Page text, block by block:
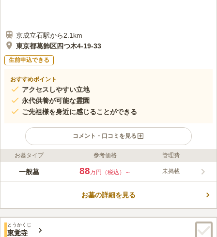
京成立石駅から2.1km
東京都葛飾区四つ木4-19-33
生前申込できる
おすすめポイント
アクセスしやすい立地
永代供養が可能な霊園
ご先祖様を身近に感じることができる
コメント・口コミを見る
ライフドット編集部のコメント
東京都葛飾区の慈眼院は、電車を降りた後、歩いてお墓参りに向
い方にもピッタリです。 敷地も広すぎず、駅から近いので、体
口コミ評価
この霊園はまだ誰からも評価されていません。
お墓タイプ 参考価格 管理費
一般墓 88万円（税込）～ 未掲載
お墓の詳細を見る
とうかくじ
東覚寺